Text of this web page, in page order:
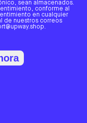
sean almacenados.
conforme al
en cualquier
de nuestros correos